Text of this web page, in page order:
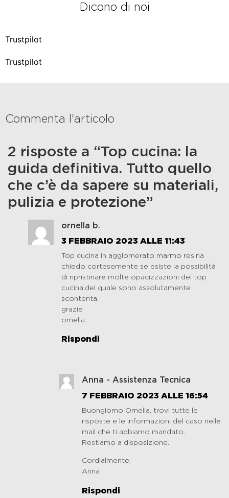
Dicono di noi
Trustpilot
Trustpilot
Commenta l'articolo
2 risposte a “Top cucina: la
guida definitiva. Tutto quello
che c’è da sapere su materiali,
pulizia e protezione”
ornella b.
3 FEBBRAIO 2023 ALLE 11:43
Top cucina in agglomerato marmo resina
chiedo cortesemente se esiste la possibilità
di ripristinare molte opacizzazioni del top
cucina,del quale sono assolutamente
scontenta.
grazie
ornella
Rispondi
Anna - Assistenza Tecnica
7 FEBBRAIO 2023 ALLE 16:54
Buongiorno Ornella, trovi tutte le
risposte e le informazioni del caso nelle
mail che ti abbiamo mandato.
Restiamo a disposizione.
Cordialmente,
Anna
Rispondi